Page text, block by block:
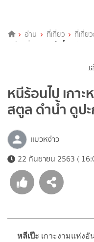
อ่าน ที่เที่ยว ที่เที่ย
2 คืน เที่ยวสตูล ดำน้ำ ดูปะการั
หนีร้อนไป เกา
สตูล ดำน้ำ ดูป
แมวหง่าว
22 กันยายน 2563 (
หลีเป๊ะ เกาะงามแห่ง